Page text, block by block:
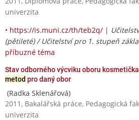
univerzita
• https://is.muni.cz/th/teb2q/ |
(pětileté) / Učitelství pro 1. stupeň
příbuzné téma
Stav odborného výcviku oboru
metod pro daný obor
(Radka Sklenářová)
2011, Bakalářská práce, Pedagogická
univerzita